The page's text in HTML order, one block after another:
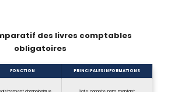
des livres comptables
obligatoires
FONCTION PRINCIPALES INFORMATIONS